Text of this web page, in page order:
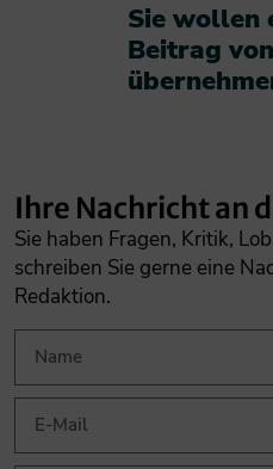
Sie wollen
Beitrag
Ihre Nachricht an
Sie haben Fragen, Kritik,
schreiben Sie gerne eine
Redaktion.